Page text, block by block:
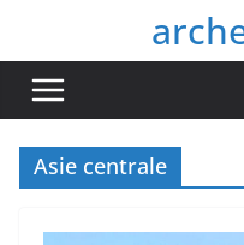
contenu
Asie centrale